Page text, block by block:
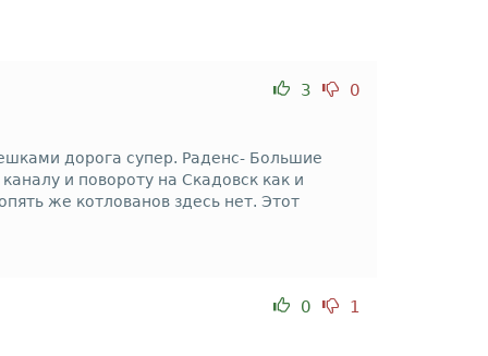
3 0
дорога супер. Раденс- Большие
и повороту на Скадовск как и
же котлованов здесь нет. Этот
0 1